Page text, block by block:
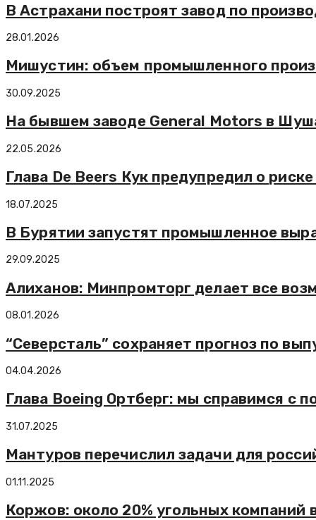
В Астрахани построят завод по
28.01.2026
Мишустин: объем промышленного
30.09.2025
На бывшем заводе General Motors в
22.05.2026
Глава De Beers Кук предупредил о
18.07.2025
В Бурятии запустят промышленное
29.09.2025
Алиханов: Минпромторг делает все
08.01.2026
“Северсталь” сохраняет прогноз по
04.04.2026
Глава Boeing Ортберг: мы справимся с
31.07.2025
Мантуров перечислил задачи для
01.11.2025
Коржов: около 20% угольных